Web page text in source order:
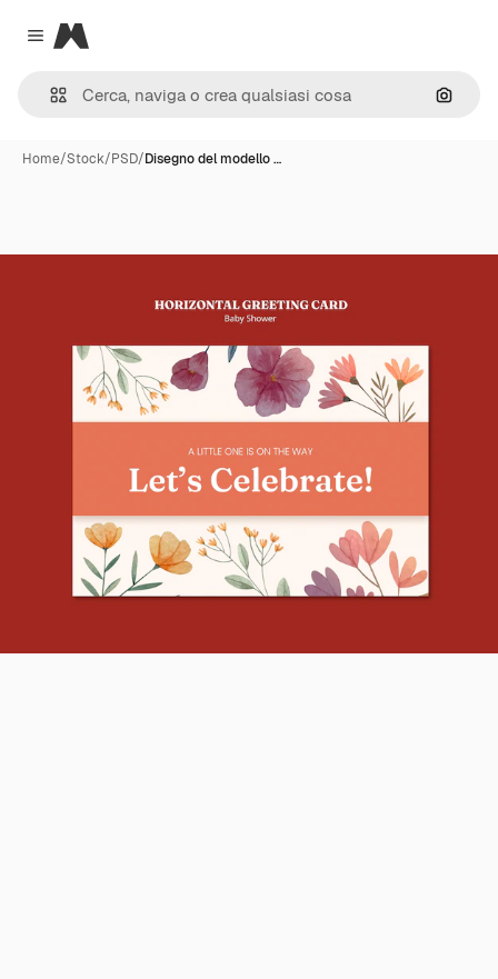
Close menu
Magnific
Cerca
Home/Stock/PSD/Disegno del modello …